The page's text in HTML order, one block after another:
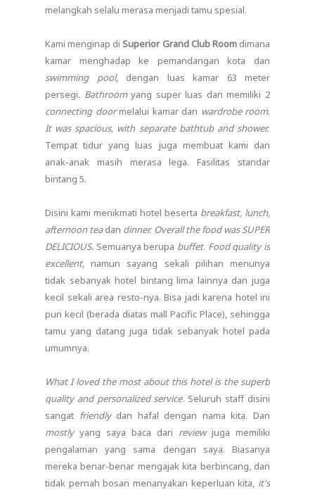
melangkah selalu merasa menjadi tamu spesial.
Kami menginap diSuperior Grand Club Roomdimana
kamar menghadap ke pemandangan kota dan
swimming pool, dengan luas kamar 63 meter
persegi. Bathroomyang super luas dan memiliki 2
connecting doormelalui kamar dan wardrobe room.
It was spacious, with separate bathtub and shower.
Tempat tidur yang luas juga membuat kami dan
anak-anak masih merasa lega. Fasilitas standar
bintang 5.
Disini kami menikmati hotel beserta breakfast, lunch,
afternoon teadan dinner. Overall the food was SUPER
DELICIOUS. Semuanya berupa buffet. Food quality is
excellent,namun sayang sekali pilihan menunya
tidak sebanyak hotel bintang lima lainnya dan juga
kecil sekali area resto-nya. Bisa jadi karena hotel ini
pun kecil (berada diatas mall Pacific Place), sehingga
tamu yang datang juga tidak sebanyak hotel pada
umumnya.
What I loved the most about this hotel is the superb
quality and personalized service. Seluruh staff disini
sangat friendlydan hafal dengan nama kita. Dan
mostlyyang saya baca dari reviewjuga memiliki
pengalaman yang sama dengan saya. Biasanya
mereka benar-benar mengajak kita berbincang, dan
tidak pernah bosan menanyakan keperluan kita, it's